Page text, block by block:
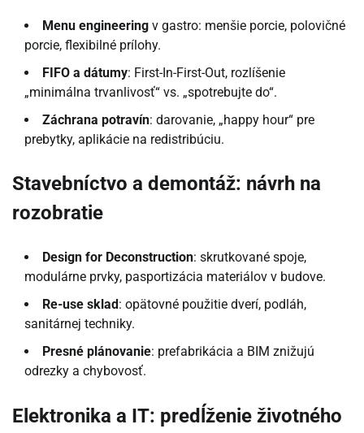
Menu engineering v gastro: menšie porcie, polovičné
porcie, flexibilné prílohy.
FIFO a dátumy: First-In-First-Out, rozlíšenie
„minimálna trvanlivosť“ vs. „spotrebujte do“.
Záchrana potravín: darovanie, „happy hour“ pre
prebytky, aplikácie na redistribúciu.
Stavebníctvo a demontáž: návrh na
rozobratie
Design for Deconstruction: skrutkované spoje,
modulárne prvky, pasportizácia materiálov v budove.
Re-use sklad : opätovné použitie dverí, podláh,
sanitárnej techniky.
Presné plánovanie: prefabrikácia a BIM znižujú
odrezky a chybovosť.
Elektronika a IT: predĺženie životného